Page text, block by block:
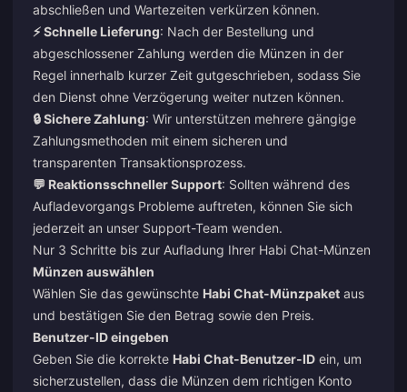
abschließen und Wartezeiten verkürzen können.
⚡ Schnelle Lieferung: Nach der Bestellung und
abgeschlossener Zahlung werden die Münzen in der
Regel innerhalb kurzer Zeit gutgeschrieben, sodass Sie
den Dienst ohne Verzögerung weiter nutzen können.
🔒 Sichere Zahlung: Wir unterstützen mehrere gängige
Zahlungsmethoden mit einem sicheren und
transparenten Transaktionsprozess.
💬 Reaktionsschneller Support: Sollten während des
Aufladevorgangs Probleme auftreten, können Sie sich
jederzeit an unser Support-Team wenden.
Nur 3 Schritte bis zur Aufladung Ihrer Habi Chat-Münzen
Münzen auswählen
Wählen Sie das gewünschte Habi Chat-Münzpaket aus
und bestätigen Sie den Betrag sowie den Preis.
Benutzer-ID eingeben
Geben Sie die korrekte Habi Chat-Benutzer-ID ein, um
sicherzustellen, dass die Münzen dem richtigen Konto